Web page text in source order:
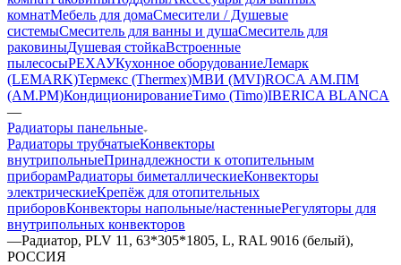
комнатМебель для домаСмесители / Душевые
системыСмеситель для ванны и душаСмеситель для
раковиныДушевая стойкаВстроенные
пылесосыРЕХАУКухонное оборудованиеЛемарк
(LEMARK)Термекс (Thermex)МВИ (MVI)ROCA АМ.ПМ
(AM.PM)КондиционированиеТимо (Timo)IBERICA BLANCA
—
Радиаторы панельные
Радиаторы трубчатыеКонвекторы
внутрипольныеПринадлежности к отопительным
приборамРадиаторы биметаллическиеКонвекторы
электрическиеКрепёж для отопительных
приборовКонвекторы напольные/настенныеРегуляторы для
внутрипольных конвекторов
—Радиатор, PLV 11, 63*305*1805, L, RAL 9016 (белый),
РОССИЯ